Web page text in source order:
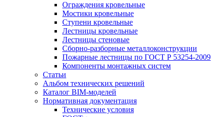
Ограждения кровельные
Мостики кровельные
Ступени кровельные
Лестницы кровельные
Лестницы стеновые
Сборно-разборные металлоконструкции
Пожарные лестницы по ГОСТ Р 53254-2009
Компоненты монтажных систем
Статьи
Альбом технических решений
Каталог BIM-моделей
Нормативная документация
Технические условия